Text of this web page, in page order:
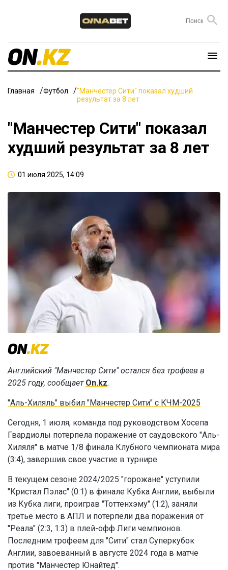
Главная Футбол
"Манчестер Сити" показал худший
результат за 8 лет
"Манчестер Сити" показал
худший результат за 8 лет
01 июля 2025, 14:09
Английский "Манчестер Сити" остался без трофеев в
2025 году, сообщает On.kz.
"Аль-Хиляль" выбил "Манчестер Сити" с КЧМ-2025
Сегодня, 1 июля, команда под руководством Хосепа
Гвардиолы потерпела поражение от саудовского "Аль-
Хиляля" в матче 1/8 финала Клубного чемпионата мира
(3:4), завершив свое участие в турнире.
В текущем сезоне 2024/2025 "горожане" уступили
"Кристал Пэлас" (0:1) в финале Кубка Англии, выбыли
из Кубка лиги, проиграв "Тоттенхэму" (1:2), заняли
третье место в АПЛ и потерпели два поражения от
"Реала" (2:3, 1:3) в плей-офф Лиги чемпионов.
Последним трофеем для "Сити" стал Суперкубок
Англии, завоеванный в августе 2024 года в матче
против "Манчестер Юнайтед".